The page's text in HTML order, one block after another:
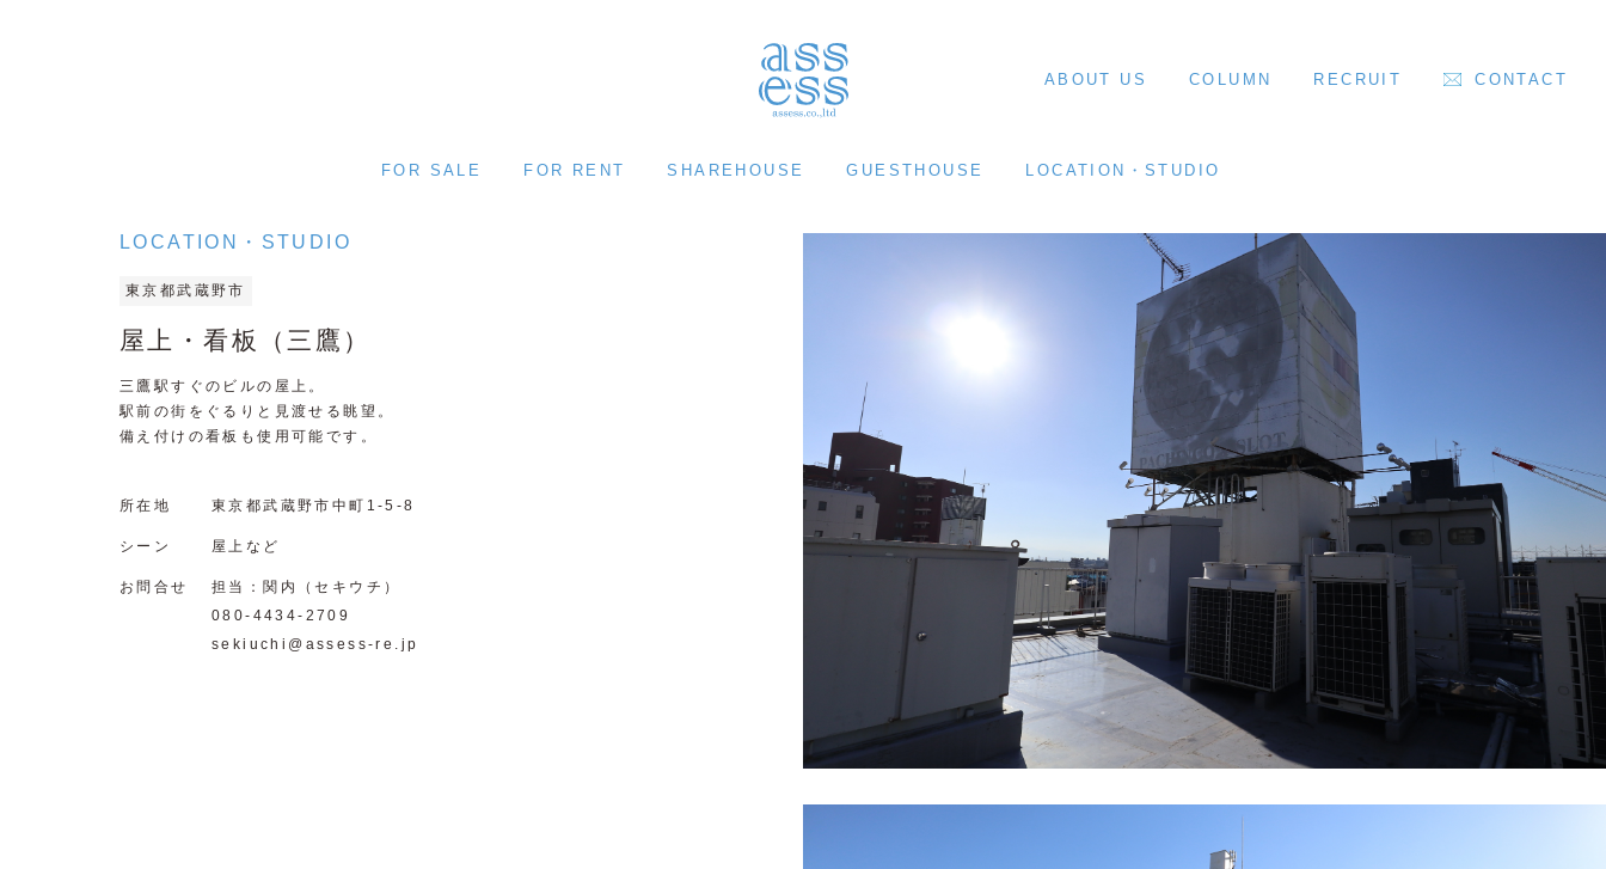
FOR SALE FOR RENT SHAREHOUSE GUESTHOUSE LOCATION・STUDIO
CONTACT
RECRUIT
COLUMN
ABOUT US
LOCATION・STUDIO
東京都武蔵野市
屋上・看板（三鷹）
三鷹駅すぐのビルの屋上。
駅前の街をぐるりと見渡せる眺望。
備え付けの看板も使用可能です。
所在地 東京都武蔵野市中町1-5-8
シーン 屋上など
お問合せ
担当：関内（セキウチ）
080-4434-2709
sekiuchi@assess-re.jp